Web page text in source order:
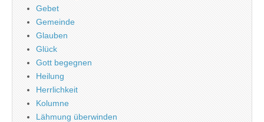
Gebet
Gemeinde
Glauben
Glück
Gott begegnen
Heilung
Herrlichkeit
Kolumne
Lähmung überwinden